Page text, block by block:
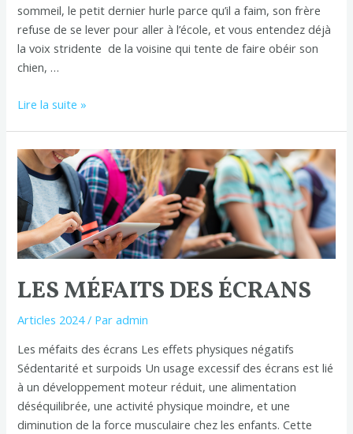
sommeil, le petit dernier hurle parce qu’il a faim, son frère
refuse de se lever pour aller à l’école, et vous entendez déjà
la voix stridente de la voisine qui tente de faire obéir son
chien, …
Lire la suite »
LES MÉFAITS DES ÉCRANS
Articles 2024/ Paradmin
Les méfaits des écrans Les effets physiques négatifs
Sédentarité et surpoids Un usage excessif des écrans est lié
à un développement moteur réduit, une alimentation
déséquilibrée, une activité physique moindre, et une
diminution de la force musculaire chez les enfants. Cette
Les
méfaits
des
écrans